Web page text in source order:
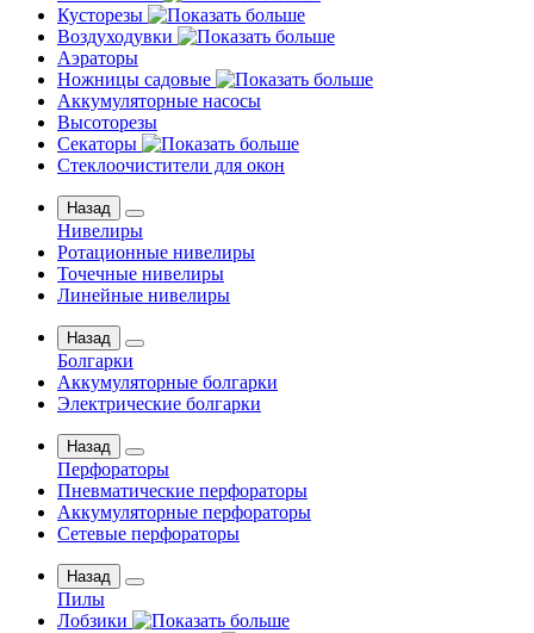
Кусторезы
Воздуходувки
Аэраторы
Ножницы садовые
Аккумуляторные насосы
Высоторезы
Секаторы
Стеклоочистители для окон
Назад
Нивелиры
Ротационные нивелиры
Точечные нивелиры
Линейные нивелиры
Назад
Болгарки
Аккумуляторные болгарки
Электрические болгарки
Назад
Перфораторы
Пневматические перфораторы
Аккумуляторные перфораторы
Сетевые перфораторы
Назад
Пилы
Лобзики